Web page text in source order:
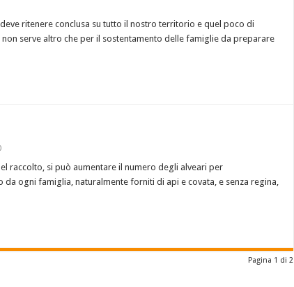
ritenere conclusa su tutto il nostro territorio e quel poco di
serve altro che per il sostentamento delle famiglie da preparare
raccolto, si può aumentare il numero degli alveari per
ogni famiglia, naturalmente forniti di api e covata, e senza regina,
Pagina 1 di 2